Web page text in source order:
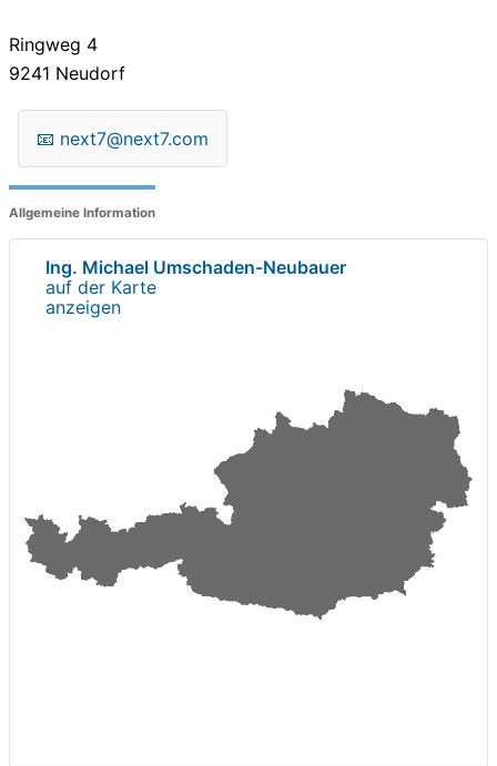
Ringweg 4
9241 Neudorf
📧 next7@next7.com
Allgemeine Information
Ing. Michael Umschaden-Neubauer
auf der Karte
anzeigen